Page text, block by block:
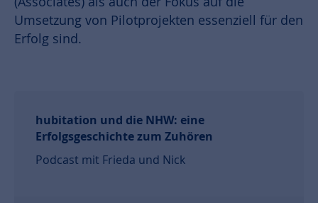
Umsetzung von Pilotprojekten essenziell für den
Erfolg sind.
hubitation und die NHW: eine
Erfolgsgeschichte zum Zuhören
Podcast mit Frieda und Nick